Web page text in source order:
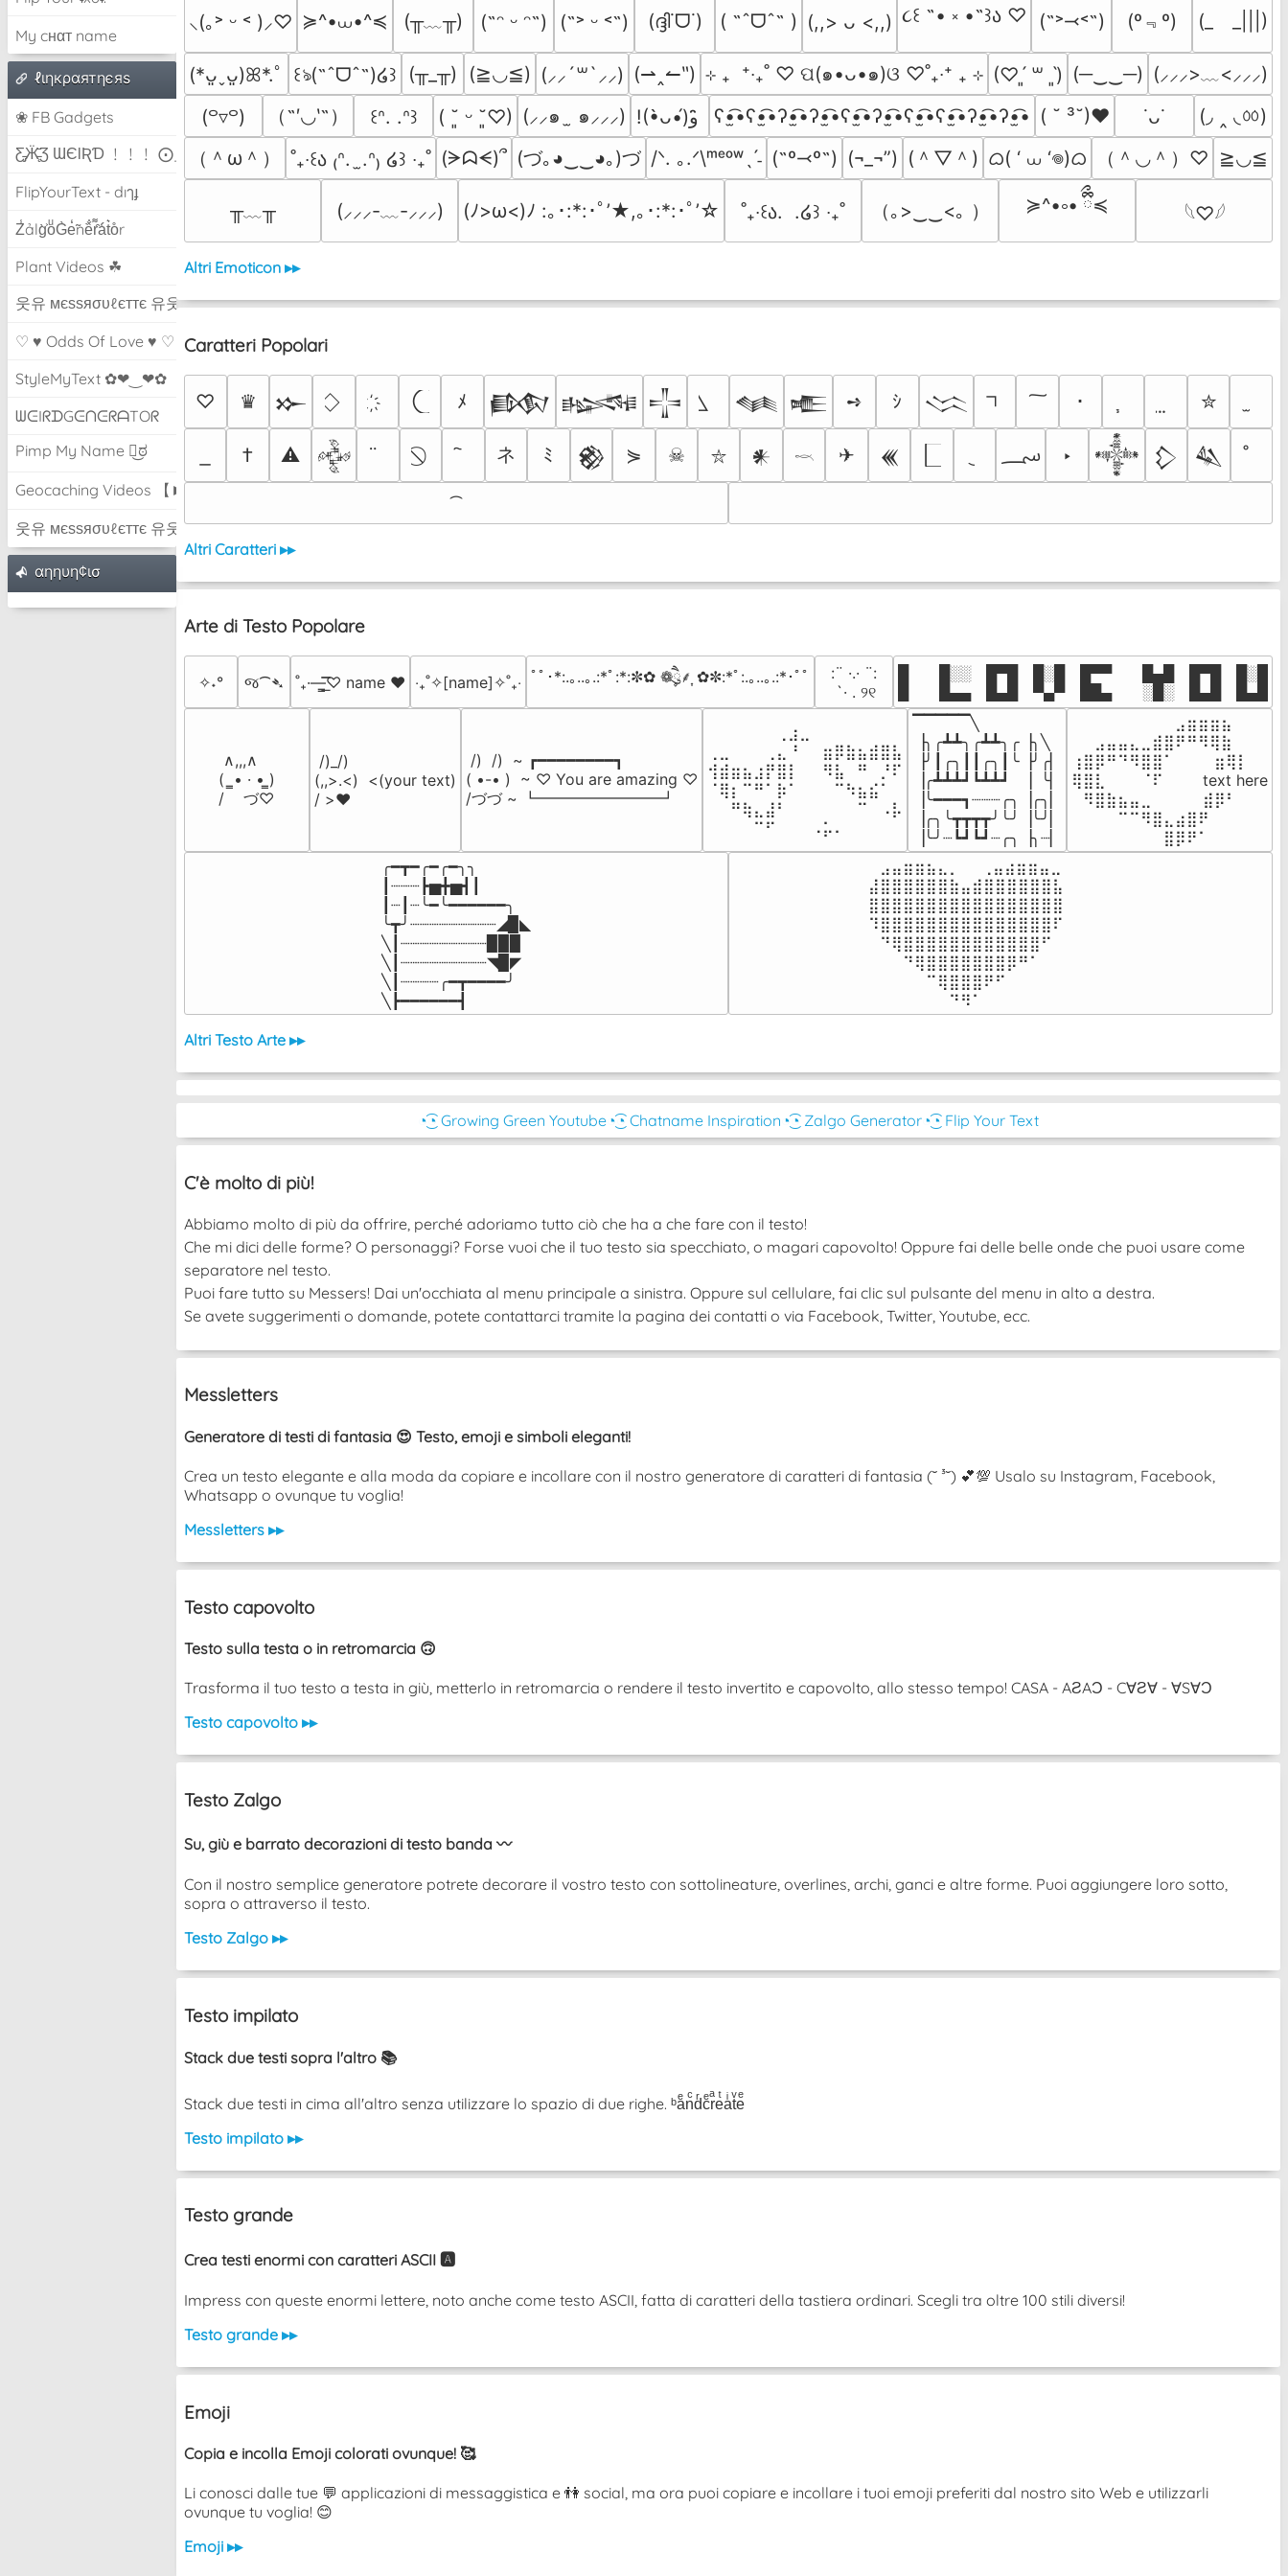
My cнαт name
ℓιηкραятηєяѕ
❀ FB Gadgets
Ƹ̵̡Ӝ̵̨̄Ʒ ƜЄƖƦƊ ﹗﹗﹗ ⨀_⨀
FlipYourText - dıๅɟ
Z̾ảlg̀͐oͧG̀e̒̃nȅ̐r͌̑á͑t͛o̊r
Plant Videos ☘
웃유 мєѕѕяσυℓєттє 유웃
♡ ♥ Odds Of Love ♥ ♡
StyleMyText ✿❤‿❤✿
ᗯᕮIᖇᗪGᕮᑎᕮᖇᗩTOᖇ
Pimp My Name ಠ͜ಠ
Geocaching Videos 【►】
웃유 мєѕѕяσυℓєттє 유웃
αηηυη¢ισ
⸜(｡˃ ᵕ ˂ )⸝♡ ≽^•⩊•^≼ (╥﹏╥) (˶ᵔ ᵕ ᵔ˶) (˶˃ ᵕ ˂˶) (ദ്ദി˙ᗜ˙) ( ˶ˆᗜˆ˵ ) (,,> ᴗ <,,) ૮꒰ ˶• ༝ •˶꒱ა ♡ (˶˃⤙˂˶) (º﹃º) (_　_|||)
(*ᴗ͈ˬᴗ͈)ꕤ*.ﾟ ꒰ঌ(˶ˆᗜˆ˵)໒꒱ (╥_╥) (≧◡≦) (⸝⸝´꒳`⸝⸝) (⇀‸↼‶) ⊹ ₊  ⁺‧₊˚ ♡ ପ(๑•ᴗ•๑)ଓ ♡˚₊‧⁺ ₊ ⊹ (♡ˊ͈ ꒳ ˋ͈) (─‿‿─) (⸝⸝⸝>﹏<⸝⸝⸝)
(꒪▿꒪)
（˶′◡‵˶） ꒰ᐢ. .ᐢ꒱ ( ˘͈ ᵕ ˘͈♡) (⸝⸝๑  ̫ ๑⸝⸝⸝) ʕ•̫͡•ʕ•̫͡•ʔ•̫͡•ʔ•̫͡•ʕ•̫͡•ʔ•̫͡•ʕ•̫͡•ʕ•̫͡•ʔ•̫͡•ʔ•̫͡• ( ˘ ³˘)♥ ˙ᴗ˙
(◞ ‸ ◟ㆀ)
（＾ω＾）
˚₊‧꒰ა ₍ᐢ.  ̫.ᐢ₎ ໒꒱ ‧₊˚ (ᗒᗣᗕ)՞ (づ｡◕‿‿◕｡)づ /ᐠ. ｡.ᐟ\ᵐᵉᵒʷˎˊ˗ (˶º⤙º˶) (¬_¬”) (＾▽＾) ᜊ( ‘ ⩊ ‘𖦹)ᜊ （＾◡＾）♡ ≧◡≦
╥﹏╥ (⸝⸝⸝-﹏-⸝⸝⸝) (ﾉ>ω<)ﾉ :｡･:*:･ﾟ’★,｡･:*:･ﾟ’☆ ˚₊‧꒰ა.  .໒꒱ ‧₊˚ （｡>‿‿<｡ ） ≽^•༚• ྀིྀ≼ 𓆩♡𓆪
Altri Emoticon ▸▸
Caratteri Popolari
♡ ♛ 𒁍 ﾒ 𒁃 𒈙 𒋲 𒈝 𒍫 ➺ ｼ 𒈱 ･ ✮
† ⚠ 𒅒 ネ ﾐ 𒆙 ⋟ ☠ ⛥ 𒀭 𓎖 ✈ 𒌍 ؄ ‣ 𒀱 𒁷 𒈑
Altri Caratteri ▸▸
Arte di Testo Popolare
✧˖° જ⁀➴ ˚₊·—̳͟͞͞♡ name ♥️ ‎‧₊˚✧[name]✧˚₊‧ ﾟﾟ･*:.｡..｡.:*ﾟ:*:✼✿ ❁ཻུ۪۪⸙͎ ✿✼:*ﾟ:.｡..｡.:*･ﾟﾟ
⠀:¨ ·.· ¨:⠀
⠀ `· . ୨୧⠀
█  █░░ █▀█ █░█ █▀▀  █▄█ █▀█ █░█
█  █▄▄ █▄█ ▀▄▀ ██▄  ░█░ █▄█ █▄█
∧,,,∧
(  ̳• · • ̳)
/    づ♡
/)_/)
(,,>.<)  <(your text)
/ >❤️
/)  /)  ~ ┏━━━━━━━━┓
( •-• )  ~ ♡ You are amazing ♡
/づづ ~ ┗━━━━━━━━┛
⠀⠀⠀⠀⠀⠀⢀⣰⣀⠀⠀⠀⠀⠀⠀⠀⠀
⢀⣀⠀⠀⠀⢀⣄⠘⠀⠀⣶⡿⣷⣦⣾⣿⣧
⢺⣾⣶⣦⣰⡟⣿⡇⠀⠀⠻⣧⠀⠛⠀⡘⠏
⠈⢿⡆⠉⠛⠁⡷⠁⠀⠀⠀⠉⠳⣦⣮⠁⠀
⠀⠀⠛⢷⣄⣼⠃⠀⠀⠀⠀⠀⠀⠉⠀⠠⡧
⠀⠀⠀⠀⠉⠋⠀⠀⠀⠠⡥⠄⠀⠀⠀⠀⠀
▔▔▔▔▔╲
▕╮╭┻┻╮╭┻┻╮╭▕╮╲
▕╯┃╭╮┃┃╭╮┃╰▕╯╭▏
▕╭┻┻┻┛┗┻┻┛  ▕  ╰▏
▕╰━━━┓┈┈┈╭╮▕╭╮▏
▕╭╮╰┳┳┳┳╯╰╯▕╰╯▏
▕╰╯┈┗┛┗┛┈╭╮▕╮┈▏
⠀⠀⠀⠀⠀⠀⠀⠀⠀⣠⣶⣶⣶⣦⠀⠀
⠀⠀⣠⣤⣤⣄⣀⣾⣿⠟⠛⠻⢿⣷⠀
⢰⣿⡿⠛⠙⠻⣿⣿⠁⠀⠀ ⠀⣶⢿⡇
⢿⣿⣇⠀⠀⠀⠈⠏⠀⠀⠀ text here
⠀⠻⣿⣷⣦⣤⣀⠀⠀⠀ ⠀⣾⡿⠃⠀
⠀⠀⠀⠀⠉⠉⠻⣿⣄⣴⣿⠟⠀⠀⠀
⠀⠀⠀⠀⠀⠀⠀⠀⣿⡿⠟⠁⠀⠀⠀
╭━┳━╭━╭━╮╮
┃┈┈┈┣▅╋▅┫┃
┃┈┃┈╰━╰━━━━━━╮
╰┳╯┈┈┈┈┈┈┈┈┈◢▉◣
╲┃┈┈┈┈┈┈┈┈┈▉▉▉
╲┃┈┈┈┈┈┈┈┈┈◥▉◤
╲┃┈┈┈┈╭━┳━━━━╯
╲┣━━━━━━┫﻿
⠀⣠⣤⣶⣶⣦⣄⡀  ⠀⢀⣤⣴⣶⣶⣤⣀⠀
⣼⣿⣿⣿⣿⣿⣿⣷⣤⣾⣿⣿⣿⣿⣿⣿⣧
⣿⣿⣿⣿⣿⣿⣿⣿⣿⣿⣿⣿⣿⣿⣿⣿⣿
⠹⣿⣿⣿⣿⣿⣿⣿⣿⣿⣿⣿⣿⣿⣿⣿⠏
⠀⠙⢿⣿⣿⣿⣿⣿⣿⣿⣿⣿⣿⣿⣿⠋⠀
⠀⠀⠀⠙⢿⣿⣿⣿⣿⣿⣿⣿⡿⠛⠁⠀⠀
⠀⠀⠀⠀⠀⠉⢿⣿⣿⣿⠟⠋⠀⠀⠀⠀⠀
⠀⠀⠀⠀⠀⠀⠀⠙⠻⠁⠀⠀⠀⠀⠀⠀⠀⠀⠀⠀⠀⠀⠀
Altri Testo Arte ▸▸
◔͜͡◔ Growing Green Youtube ◔͜͡◔ Chatname Inspiration ◔͜͡◔ Zalgo Generator ◔͜͡◔ Flip Your Text
C'è molto di più!
Abbiamo molto di più da offrire, perché adoriamo tutto ciò che ha a che fare con il testo!
Che mi dici delle forme? O personaggi? Forse vuoi che il tuo testo sia specchiato, o magari capovolto! Oppure fai delle belle onde che puoi usare come
separatore nel testo.
Puoi fare tutto su Messers! Dai un'occhiata al menu principale a sinistra. Oppure sul cellulare, fai clic sul pulsante del menu in alto a destra.
Se avete suggerimenti o domande, potete contattarci tramite la pagina dei contatti o via Facebook, Twitter, Youtube, ecc.
Messletters
Generatore di testi di fantasia 😍 Testo, emoji e simboli eleganti!
Crea un testo elegante e alla moda da copiare e incollare con il nostro generatore di caratteri di fantasia (˘ ³˘) 💕💯 Usalo su Instagram, Facebook,
Whatsapp o ovunque tu voglia!
Messletters ▸▸
Testo capovolto
Testo sulla testa o in retromarcia 🙃
Trasforma il tuo testo a testa in giù, metterlo in retromarcia o rendere il testo invertito e capovolto, allo stesso tempo! CASA - AƧAƆ - C∀Ƨ∀ - ∀S∀Ɔ
Testo capovolto ▸▸
Testo Zalgo
Su, giù e barrato decorazioni di testo banda 〰️
Con il nostro semplice generatore potrete decorare il vostro testo con sottolineature, overlines, archi, ganci e altre forme. Puoi aggiungere loro sotto,
sopra o attraverso il testo.
Testo Zalgo ▸▸
Testo impilato
Stack due testi sopra l'altro 📚
Stack due testi in cima all'altro senza utilizzare lo spazio di due righe. ᵇaͤnͨdͬcͤrͣeͭaͥtͮeͤ
Testo impilato ▸▸
Testo grande
Crea testi enormi con caratteri ASCII 🅰️
Impress con queste enormi lettere, noto anche come testo ASCII, fatta di caratteri della tastiera ordinari. Scegli tra oltre 100 stili diversi!
Testo grande ▸▸
Emoji
Copia e incolla Emoji colorati ovunque! 🥰
Li conosci dalle tue 💬 applicazioni di messaggistica e 👫 social, ma ora puoi copiare e incollare i tuoi emoji preferiti dal nostro sito Web e utilizzarli
ovunque tu voglia! 😊
Emoji ▸▸